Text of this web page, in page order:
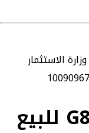
الاستثمار
سيارات جينسيس G80 للبيع